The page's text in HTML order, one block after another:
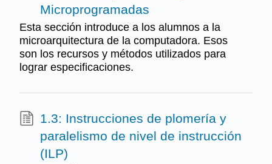
Microprogramadas
Esta sección introduce a los alumnos a la
microarquitectura de la computadora. Esos
son los recursos y métodos utilizados para
lograr especificaciones.
1.3: Instrucciones de plomería y
paralelismo de nivel de instrucción
(ILP)